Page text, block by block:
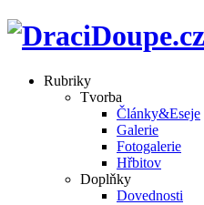
Rubriky
Tvorba
Články&Eseje
Galerie
Fotogalerie
Hřbitov
Doplňky
Dovednosti